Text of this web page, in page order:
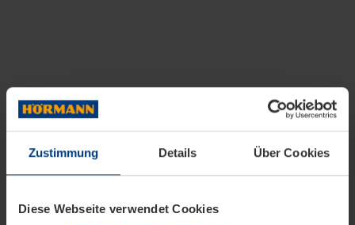
Zustimmung Details Über Cookies
Diese Webseite verwendet Cookies